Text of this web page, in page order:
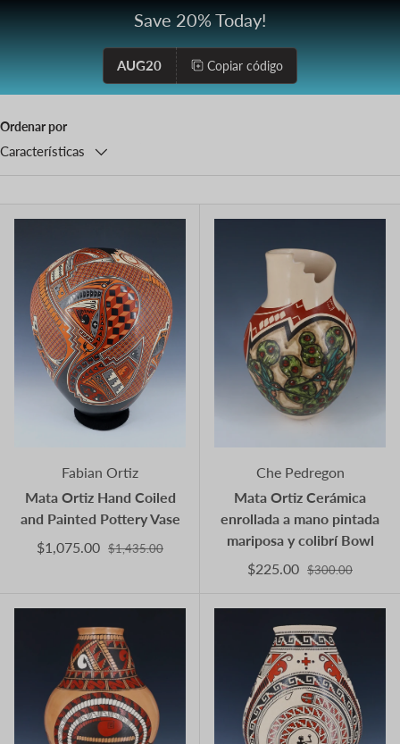
Save 20% Today!
AUG20 Copiar código
Ordenar por
Características
Fabian Ortiz
Mata Ortiz Hand Coiled
and Painted Pottery Vase
$1,075.00 $1,435.00
Che Pedregon
Mata Ortiz Cerámica
enrollada a mano pintada
mariposa y colibrí Bowl
$225.00 $300.00